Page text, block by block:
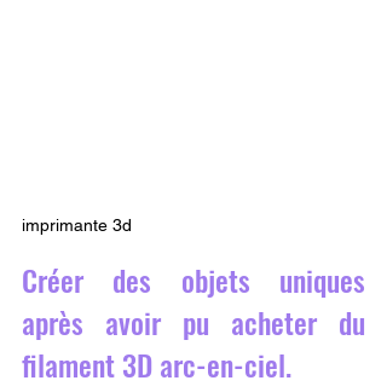
imprimante 3d
Créer des objets uniques
après avoir pu acheter du
filament 3D arc-en-ciel.